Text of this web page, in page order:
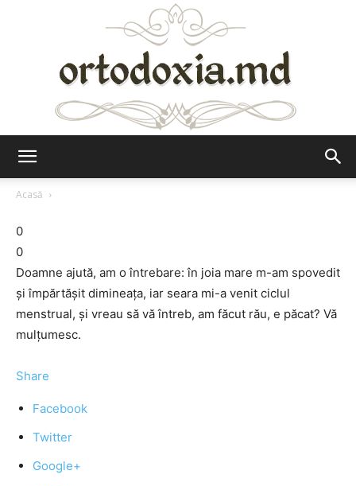
Acasă
0
0
Doamne ajută, am o întrebare: în joia mare m-am spovedit
şi împărtăşit dimineaţa, iar seara mi-a venit ciclul
menstrual, şi vreau să vă întreb, am făcut rău, e păcat? Vă
mulţumesc.
Share
Facebook
Twitter
Google+